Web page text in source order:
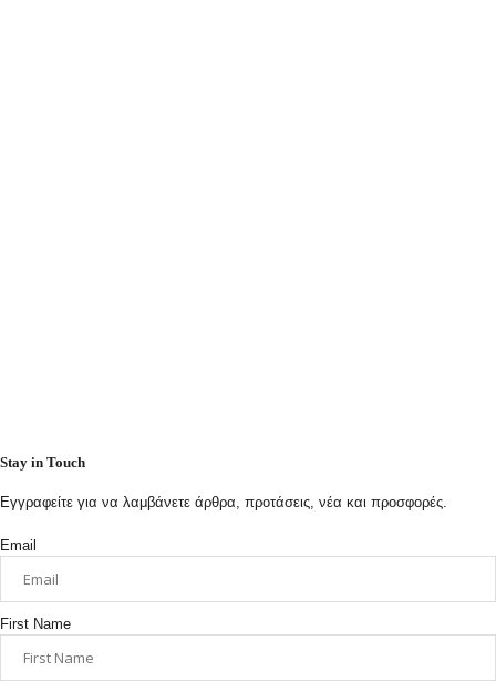
Stay in Touch
Εγγραφείτε για να λαμβάνετε άρθρα, προτάσεις, νέα και προσφορές.
Email
First Name